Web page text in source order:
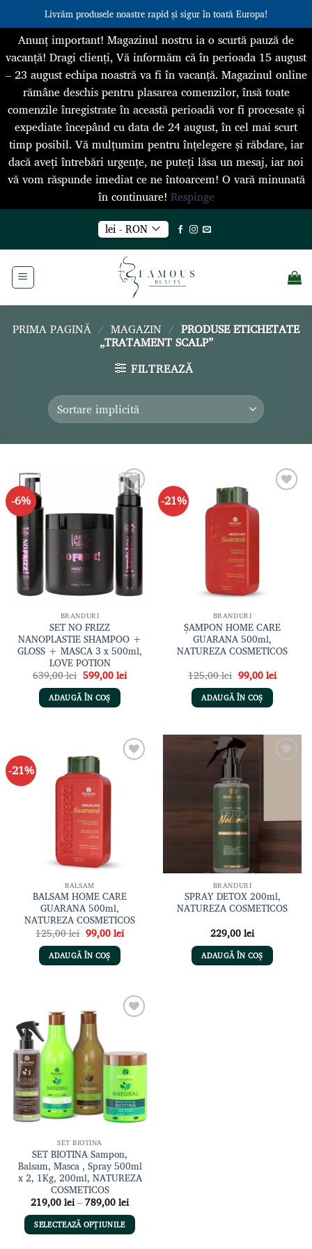
Livrăm produsele noastre rapid și sigur în toată Europa!
Anunț important! Magazinul nostru ia o scurtă pauză de
vacanță! Dragi clienți, Vă informăm că în perioada 15 august
– 23 august echipa noastră va fi în vacanță. Magazinul online
rămâne deschis pentru plasarea comenzilor, însă toate
comenzile înregistrate în această perioadă vor fi procesate și
expediate începând cu data de 24 august, în cel mai scurt
timp posibil. Vă mulțumim pentru înțelegere și răbdare, iar
dacă aveți întrebări urgențe, ne puteți lăsa un mesaj, iar noi
vă vom răspunde imediat ce ne întoarcem! O vară minunată
în continuare! Respinge
content
lei - RON
PRIMA PAGINĂ / MAGAZIN / PRODUSE ETICHETATE
„TRATAMENT SCALP”
FILTREAZĂ
-6% Adaugă
la lista
dorințe
BRANDURI
SET NO FRIZZ
NANOPLASTIE SHAMPOO +
GLOSS + MASCA 3 x 500ml,
LOVE POTION
639,00lei Prețul
inițial
a
fost:
639,00 lei.
599,00leiPrețul
curent
ADAUGĂ ÎN COȘ
-21%
BRANDURI
ȘAMPON HOME CARE
GUARANA 500ml,
NATUREZA COSMETICOS
125,00lei Prețul
inițial
a
fost:
125,00 lei.
99,00leiPrețul
curent
ADAUGĂ ÎN COȘ
-21%
BALSAM
BALSAM HOME CARE
GUARANA 500ml,
NATUREZA COSMETICOS
125,00lei Prețul
inițial
a
fost:
125,00 lei.
99,00leiPrețul
curent
ADAUGĂ ÎN COȘ
BRANDURI
SPRAY DETOX 200ml,
NATUREZA COSMETICOS
229,00lei
ADAUGĂ ÎN COȘ
dorințe
SET BIOTINA
SET BIOTINA Sampon,
Balsam, Masca , Spray 500ml
x 2, 1Kg, 200ml, NATUREZA
COSMETICOS
219,00lei–789,00leiInterval
de
prețuri:
219,00 lei
până
SELECTEAZĂ OPȚIUNILE